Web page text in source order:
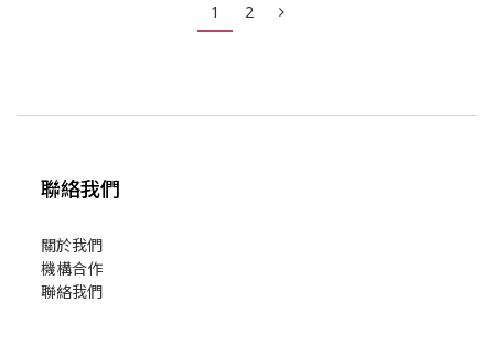
1 2
聯絡我們
關於我們
機構合作
聯絡我們